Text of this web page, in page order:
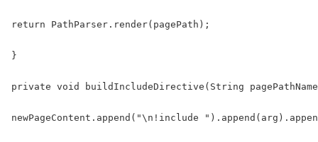
return PathParser.render(pagePath);
}
private void buildIncludeDirective(String
newPageContent.append("\n!include